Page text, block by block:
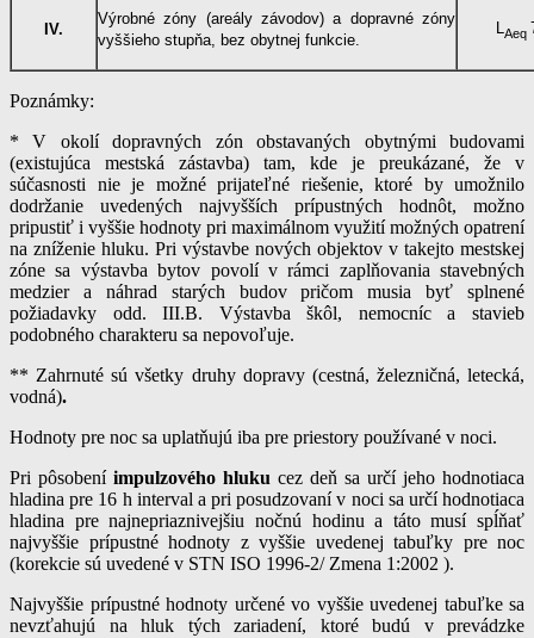
IV.
Výrobné zóny (areály závodov) a dopravné zóny
vyššieho stupňa, bez obytnej funkcie.
Aeq
Poznámky:
* V okolí dopravných zón obstavaných obytnými budovami
(existujúca mestská zástavba) tam, kde je preukázané, že v
súčasnosti nie je možné prijateľné riešenie, ktoré by umožnilo
dodržanie uvedených najvyšších prípustných hodnôt, možno
pripustiť i vyššie hodnoty pri maximálnom využití možných opatrení
na zníženie hluku. Pri výstavbe nových objektov v takejto mestskej
zóne sa výstavba bytov povolí v rámci zaplňovania stavebných
medzier a náhrad starých budov pričom musia byť splnené
požiadavky odd. III.B. Výstavba škôl, nemocníc a stavieb
podobného charakteru sa nepovoľuje.
** Zahrnuté sú všetky druhy dopravy (cestná, železničná, letecká,
vodná).
Hodnoty pre noc sa uplatňujú iba pre priestory používané v noci.
Pri pôsobení impulzového hluku cez deň sa určí jeho hodnotiaca
hladina pre 16 h interval a pri posudzovaní v noci sa určí hodnotiaca
hladina pre najnepriaznivejšiu nočnú hodinu a táto musí spĺňať
najvyššie prípustné hodnoty z vyššie uvedenej tabuľky pre noc
(korekcie sú uvedené v STN ISO 1996-2/ Zmena 1:2002 ).
Najvyššie prípustné hodnoty určené vo vyššie uvedenej tabuľke sa
nevzťahujú na hluk tých zariadení, ktoré budú v prevádzke